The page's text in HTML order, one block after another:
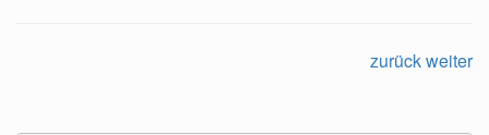
zurückweiter